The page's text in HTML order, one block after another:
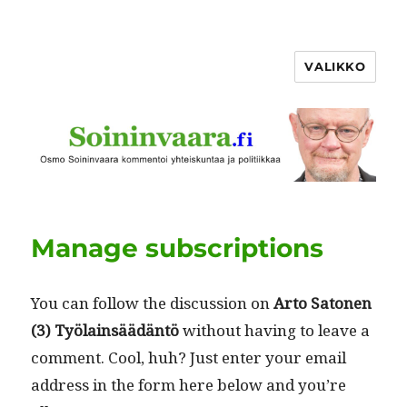
VALIKKO
Manage subscriptions
You can fol­low the dis­cus­sion onArto Sato­nen
(3) Työlain­säädän­töwith­out hav­ing to leave a
com­ment. Cool, huh? Just enter your email
address in the form here below and you’re